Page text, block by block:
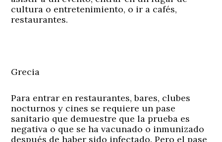
cultura o entretenimiento, o ir a cafés,
restaurantes.
Grecia
Para entrar en restaurantes, bares, clubes
nocturnos y cines se requiere un pase
sanitario que demuestre que la prueba es
negativa o que se ha vacunado o inmunizado
después de haber sido infectado. Pero el pase